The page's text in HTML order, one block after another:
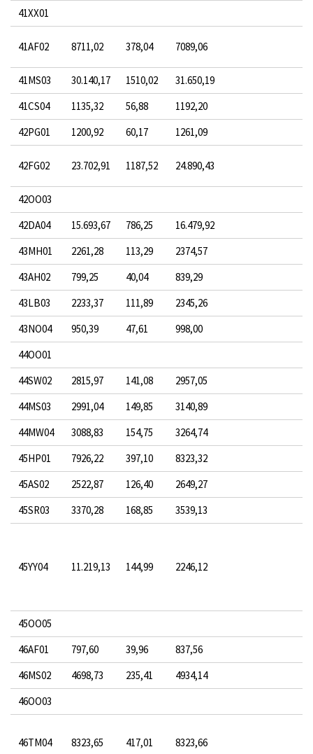
41XX01
41AF02 8711,02 378,04 7089,06
41MS03 30.140,17 1510,02
31.650,19
41CS04
1135,32 56,88
1192,20
42PG01
1200,92 60,17 1261,09
42FG02 23.702,91 1187,52 24.890,43
42OO03
42DA04
15.693,67 786,25
16.479,92
43MH01
2261,28 113,29
2374,57
43AH02
799,25 40,04
839,29
43LB03
2233,37 111,89
2345,26
43NO04
950,39 47,61
998,00
44OO01
44SW02
2815,97 141,08
2957,05
44MS03
2991,04 149,85
3140,89
44MW04
3088,83 154,75
3264,74
45HP01
7926,22 397,10
8323,32
45AS02
2522,87 126,40
2649,27
45SR03
3370,28 168,85 3539,13
45YY04 11.219,13 144,99 2246,12
45OO05
46AF01
797,60 39,96
837,56
46MS02
4698,73 235,41
4934,14
46OO03
46TM04 8323,65 417,01 8323,66